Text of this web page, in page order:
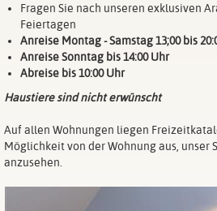
Fragen Sie nach unseren exklusiven
Feiertagen
Anreise Montag - Samstag 13;00 bis
Anreise Sonntag bis 14:00 Uhr
Abreise bis 10:00 Uhr
Haustiere sind nicht erwünscht
Auf allen Wohnungen liegen
Möglichkeit von der Wohnung aus, unser
anzusehen.